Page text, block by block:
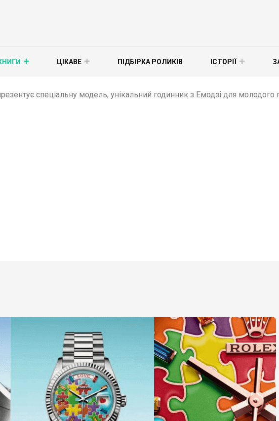
ЦІКАВЕ ПІДБІРКА РОЛИКІВ ІСТОРІЇ
спеціальну модель, унікальний годинник з Емодзі для молодого